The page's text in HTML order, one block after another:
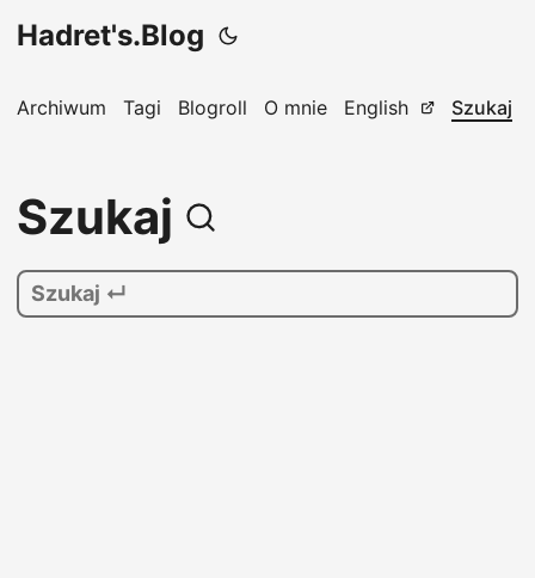
Hadret's.Blog
Archiwum Tagi Blogroll O mnie English Szukaj
Szukaj